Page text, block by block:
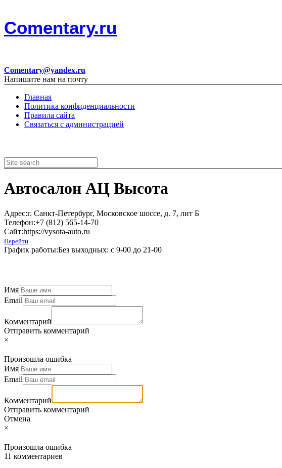
Comentary.ru
Comentary@yandex.ru
Напишите нам на почту
Главная
Политика конфиденциальности
Правила сайта
Связаться с администрацией
Автосалон АЦ Высота
Адрес:г. Санкт-Петербург, Московское шоссе, д. 7, лит Б
Телефон:+7 (812) 565-14-70
Сайт:https://vysota-auto.ru
Перейти
График работы:Без выходных: с 9-00 до 21-00
Имя
Email
Комментарий
Отправить комментарий
×
Произошла ошибка
Имя
Email
Комментарий
Отправить комментарий
Отмена
×
Произошла ошибка
11 комментариев